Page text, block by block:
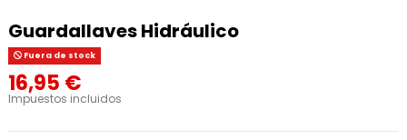
Guardallaves Hidráulico
Fuera de stock
16,95 €
Impuestos incluidos